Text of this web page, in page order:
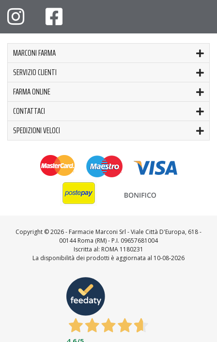
MARCONI FARMA
SERVIZIO CLIENTI
FARMA ONLINE
CONTATTACI
SPEDIZIONI VELOCI
Copyright ©2026 - Farmacie Marconi Srl - Viale Città D'Europa, 618 -
00144 Roma (RM) - P.I. 09657681004
Iscritta al: ROMA 1180231
La disponibilità dei prodotti è aggiornata al 10-08-2026